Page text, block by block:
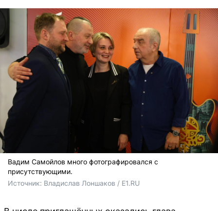
Вадим Самойлов много фотографировался с
присутствующими.
Источник: Владислав Лоншаков / E1.RU